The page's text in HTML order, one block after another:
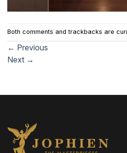
Both comments and trackbacks are
← Previous
Next →